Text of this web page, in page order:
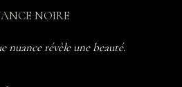
NOIRE
nuance révèle une beauté.